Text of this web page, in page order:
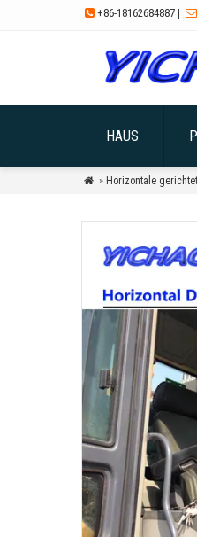
 +86-18162684887 | 
HAUS
 » Horizontale